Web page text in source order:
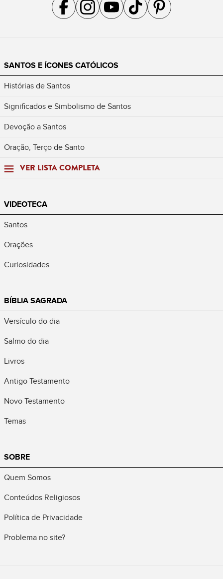
Acompanhe a gente no Facebook
Acompanhe a gente no Instagram
Acompanhe a gente no YouTube
Acompanhe a gente no TikTok
Acompanhe a gente no
SANTOS E ÍCONES CATÓLICOS
Histórias de Santos
Significados e Simbolismo de Santos
Devoção a Santos
Oração, Terço de Santo
VER LISTA COMPLETA
VIDEOTECA
Santos
Orações
Curiosidades
BÍBLIA SAGRADA
Versículo do dia
Salmo do dia
Livros
Antigo Testamento
Novo Testamento
Temas
SOBRE
Quem Somos
Conteúdos Religiosos
Política de Privacidade
Problema no site?